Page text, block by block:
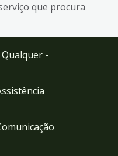
que procura
Qualquer -